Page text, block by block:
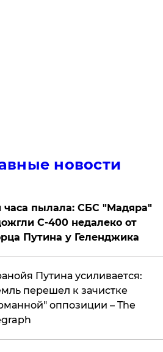
новости
часа пылала: СБС "Мадяра"
С-400 недалеко от
Путина у Геленджика
Путина усиливается:
перешел к зачистке
оппозиции – The